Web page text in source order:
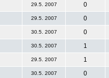
29.5. 2007
0
29.5. 2007
0
30.5. 2007
0
30.5. 2007
1
29.5. 2007
1
30.5. 2007
0